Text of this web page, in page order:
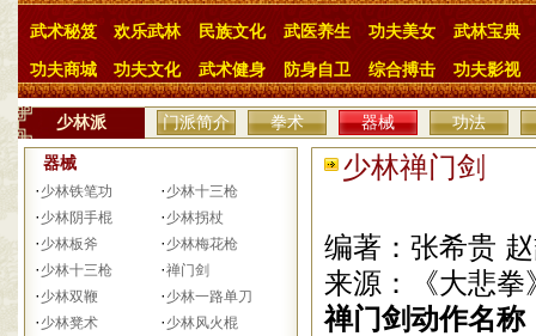
武术秘笈 欢乐武林 民族文化 武医养生 功夫美女 武林宝典
功夫商城 功夫文化 武术健身 防身自卫 综合搏击 功夫影视
少林派 门派简介 拳术 器械 功法
器械
· 少林铁笔功 · 少林十三枪
· 少林阴手棍 · 少林拐杖
· 少林板斧 · 少林梅花枪
· 少林十三枪 ·禅门剑
· 少林双鞭 · 少林一路单刀
· 少林凳术 · 少林风火棍
少林禅门剑
编著：张希贵
来源：《大悲拳
禅门剑动作名称